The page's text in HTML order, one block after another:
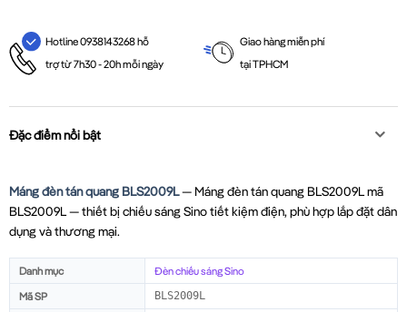
Hotline 0938143268 hỗ
trợ từ 7h30 - 20h mỗi ngày
Giao hàng miễn phí
tại TPHCM
Đặc điểm nổi bật
Máng đèn tán quang BLS2009L— Máng đèn tán quang BLS2009L mã
BLS2009L — thiết bị chiếu sáng Sino tiết kiệm điện, phù hợp lắp đặt dân
dụng và thương mại.
Danh mục
Đèn chiếu sáng Sino
Mã SP
BLS2009L